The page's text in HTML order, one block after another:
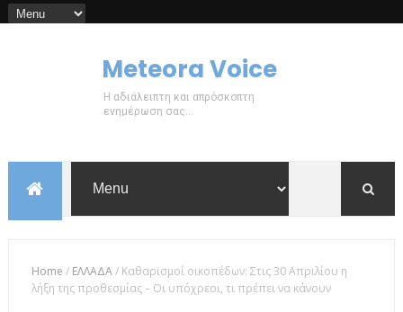
Meteora Voice
Η αδιάλειπτη και απρόσκοπτη
ενημέρωση σας...
Home / ΕΛΛΑΔΑ/ Καθαρισμοί οικοπέδων: Στις 30 Απριλίου η
λήξη της προθεσμίας – Οι υπόχρεοι, τι πρέπει να κάνουν